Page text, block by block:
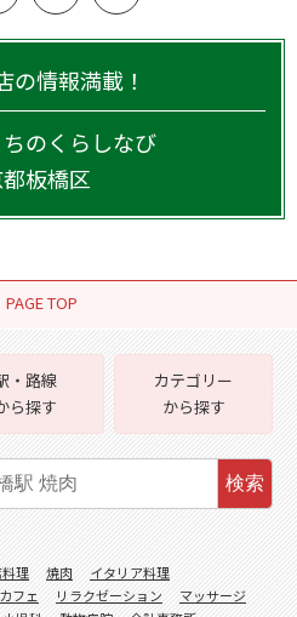
の情報満載！
のくらしなび
板橋区
PAGE TOP
・路線
ら探す
カテゴリー
から探す
検索
理 焼肉
イタリア料理
フェ リラクゼーション
マッサージ